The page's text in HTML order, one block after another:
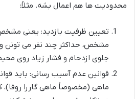
محدودیت ها هم اعمال بشه. مثلاً:
تعیین ظرفیت بازدید: یعنی
مشخص، حداکثر چند نفر می تونن
جلوی ازدحام و فشار زیاد روی
قوانین عدم آسیب رسانی: باید
ماهی (مخصوصاً ماهی گاررا روفا)،